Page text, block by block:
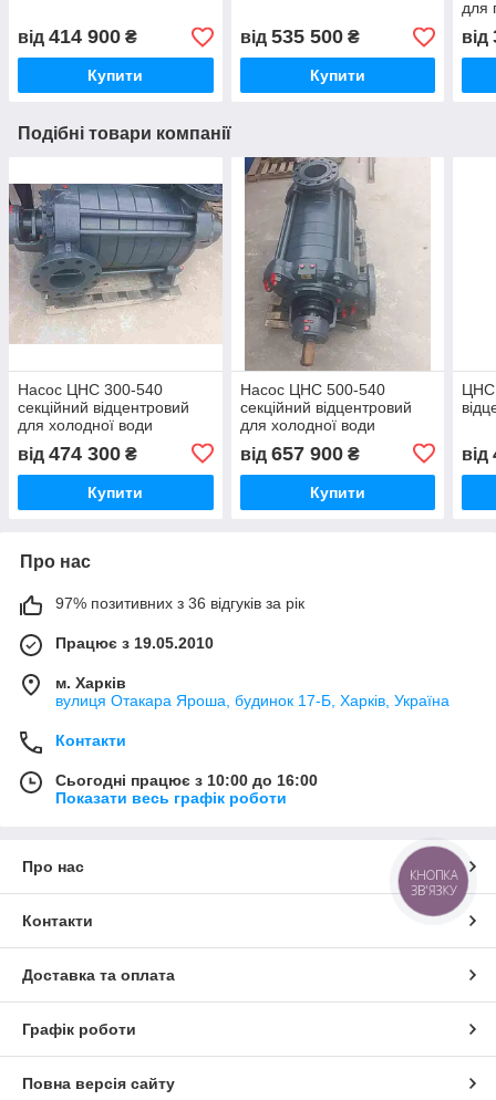
від 414 900 ₴
Купити
від 535 500₴
Купити
для
від
Подібні товари компанії
Насос ЦНС 300-540
секційний відцентровий
для холодної води
від 474 300 ₴
Купити
Насос ЦНС 500-540
секційний відцентровий
для холодної води
від 657 900₴
Купити
ЦНС
від
Про нас
97% позитивних з 36 відгуків за рік
Працює з 19.05.2010
м. Харків
вулиця Отакара Яроша, будинок 17-Б, Харків, Україна
Контакти
Сьогодні працює з 10:00 до 16:00
Показати весь графік роботи
Про нас
Контакти
Доставка та оплата
Графік роботи
Повна версія сайту
КНОПКА
ЗВ'ЯЗКУ